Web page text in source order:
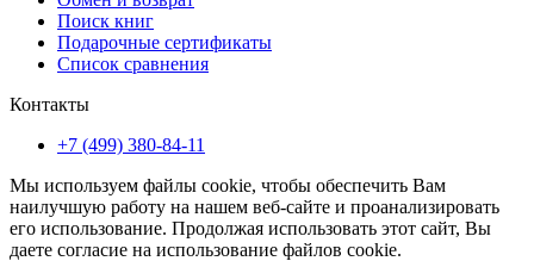
Поиск книг
Подарочные сертификаты
Список сравнения
Контакты
+7 (499) 380-84-11
Мы используем файлы cookie, чтобы обеспечить Вам
наилучшую работу на нашем веб-сайте и проанализировать
его использование. Продолжая использовать этот сайт, Вы
даете согласие на использование файлов cookie.